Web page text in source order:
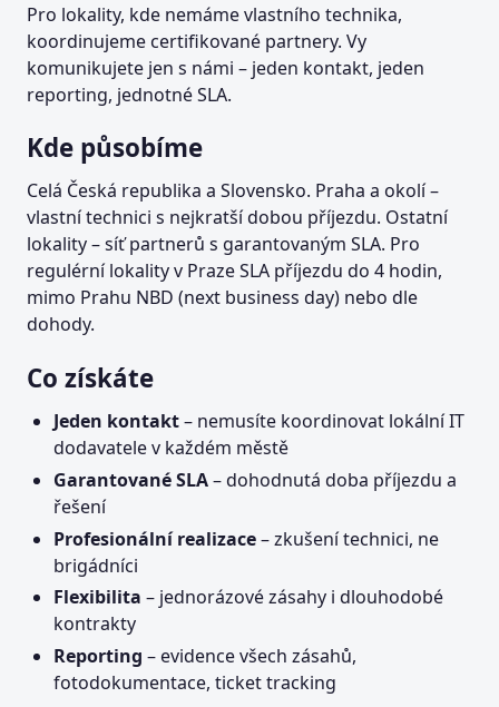
Pro lokality, kde nemáme vlastního technika,
koordinujeme certifikované partnery. Vy
komunikujete jen s námi – jeden kontakt, jeden
reporting, jednotné SLA.
Kde působíme
Celá Česká republika a Slovensko. Praha a okolí –
vlastní technici s nejkratší dobou příjezdu. Ostatní
lokality – síť partnerů s garantovaným SLA. Pro
regulérní lokality v Praze SLA příjezdu do 4 hodin,
mimo Prahu NBD (next business day) nebo dle
dohody.
Co získáte
Jeden kontakt– nemusíte koordinovat lokální IT
dodavatele v každém městě
Garantované SLA– dohodnutá doba příjezdu a
řešení
Profesionální realizace– zkušení technici, ne
brigádníci
Flexibilita – jednorázové zásahy i dlouhodobé
kontrakty
Reporting – evidence všech zásahů,
fotodokumentace, ticket tracking